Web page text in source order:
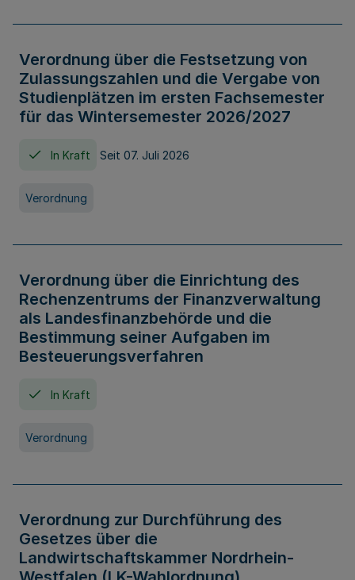
Verordnung über die Festsetzung von
Zulassungszahlen und die Vergabe von
Studienplätzen im ersten Fachsemester
für das Wintersemester 2026/2027
In Kraft Seit 07. Juli 2026
Verordnung
Verordnung über die Einrichtung des
Rechenzentrums der Finanzverwaltung
als Landesfinanzbehörde und die
Bestimmung seiner Aufgaben im
Besteuerungsverfahren
In Kraft
Verordnung
Verordnung zur Durchführung des
Gesetzes über die
Landwirtschaftskammer Nordrhein-